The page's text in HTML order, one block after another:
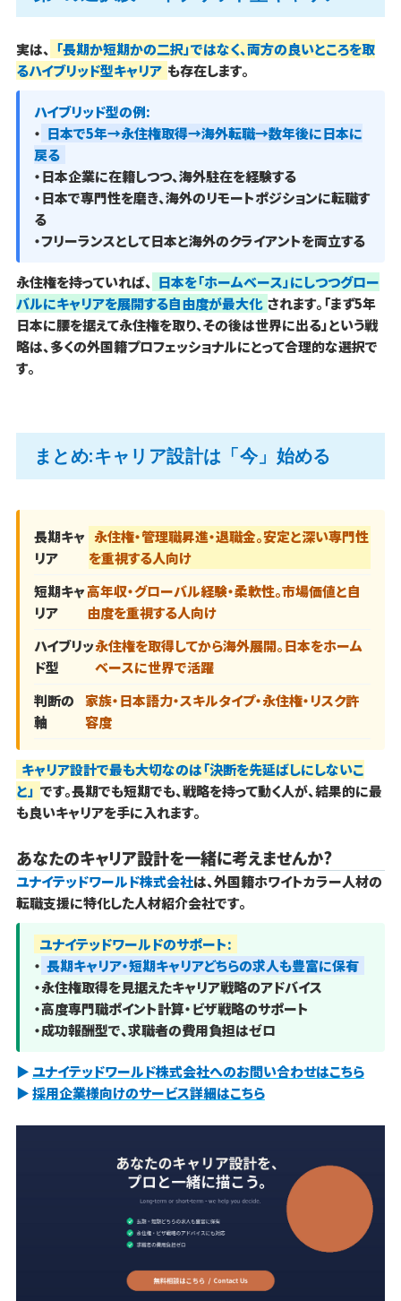
実は、 「長期か短期かの二択」ではなく、両方の良いところを取
るハイブリッド型キャリア も存在します。
ハイブリッド型の例:
・ 日本で5年→永住権取得→海外転職→数年後に日本に
戻る
・日本企業に在籍しつつ、海外駐在を経験する
・日本で専門性を磨き、海外のリモートポジションに転職す
る
・フリーランスとして日本と海外のクライアントを両立する
永住権を持っていれば、 日本を「ホームベース」にしつつグロー
バルにキャリアを展開する自由度が最大化 されます。「まず5年
日本に腰を据えて永住権を取り、その後は世界に出る」という戦
略は、多くの外国籍プロフェッショナルにとって合理的な選択で
す。
まとめ:キャリア設計は「今」始める
長期キャ
リア
永住権・管理職昇進・退職金。安定と深い専門性
を重視する人向け
短期キャ
リア
高年収・グローバル経験・柔軟性。市場価値と自
由度を重視する人向け
ハイブリッ
ド型
永住権を取得してから海外展開。日本をホーム
ベースに世界で活躍
判断の
軸
家族・日本語力・スキルタイプ・永住権・リスク許
容度
キャリア設計で最も大切なのは「決断を先延ばしにしないこ
と」 です。長期でも短期でも、戦略を持って動く人が、結果的に最
も良いキャリアを手に入れます。
あなたのキャリア設計を一緒に考えませんか?
ユナイテッドワールド株式会社は、外国籍ホワイトカラー人材の
転職支援に特化した人材紹介会社です。
ユナイテッドワールドのサポート:
・ 長期キャリア・短期キャリアどちらの求人も豊富に保有
・永住権取得を見据えたキャリア戦略のアドバイス
・高度専門職ポイント計算・ビザ戦略のサポート
・成功報酬型で、求職者の費用負担はゼロ
▶ ユナイテッドワールド株式会社へのお問い合わせはこちら
▶採用企業様向けのサービス詳細はこちら